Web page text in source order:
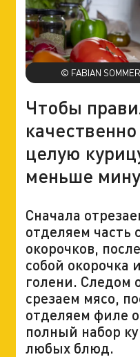
© FABIAN
Чтобы
целую
меньше
Сначала
отделяем часть
окорочков,
собой окорочка
голени. Следом
срезаем мясо,
отделяем филе
полный набор
любых блюд.